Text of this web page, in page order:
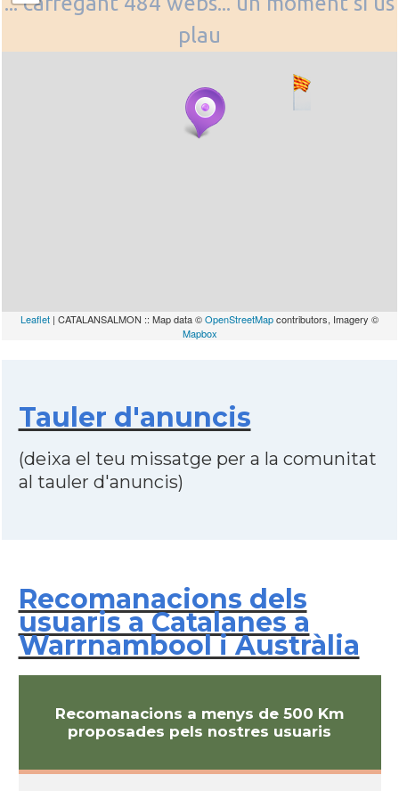
plau
Leaflet | CATALANSALMON :: Map data ©OpenStreetMapcontributors, Imagery ©
Mapbox
Tauler d'anuncis
(deixa el teu missatge per a la comunitat
al tauler d'anuncis)
Recomanacions dels
usuaris a Catalanes a
Warrnambool i Austràlia
Recomanacions a menys de 500 Km
proposades pels nostres usuaris